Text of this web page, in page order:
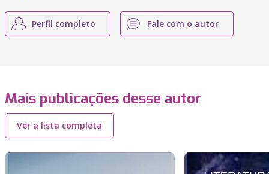
Perfil completo Fale com o autor
Mais publicações desse autor
Ver a lista completa